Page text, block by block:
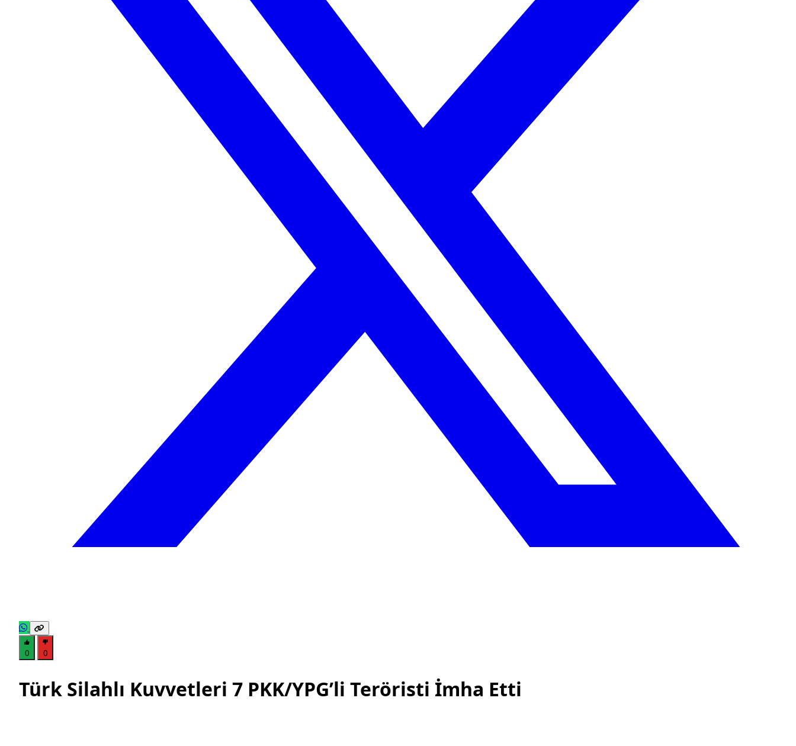
0 0
Türk Silahlı Kuvvetleri 7 PKK/YPG’li Teröristi İmha Etti